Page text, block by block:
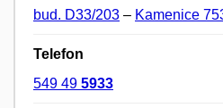
bud. D33/203 – Kamenice
Telefon
549 49 5933